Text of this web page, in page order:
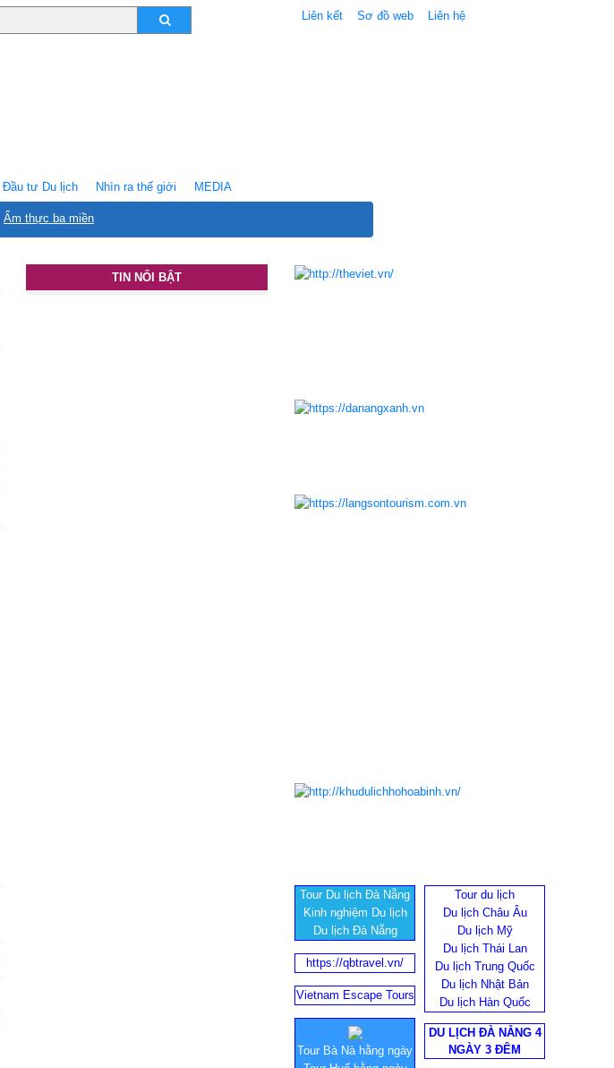
Liên kết Sơ đồ web Liên hệ
Ẩm thực ba miền
Ðầu tư Du lịch Nhìn ra thế giới MEDIA
TIN NỔI BẬT
Tour Du lịch Đà Nẵng
Kinh nghiệm Du lịch
Du lịch Đà Nẵng
Tour du lịch
Du lịch Châu Âu
Du lịch Mỹ
Du lịch Thái Lan
Du lịch Trung Quốc
Du lịch Nhật Bản
Du lịch Hàn Quốc
https://qbtravel.vn/
Vietnam Escape Tours
Tour Bà Nà hằng ngày
DU LỊCH ĐÀ NẴNG 4
NGÀY 3 ĐÊM